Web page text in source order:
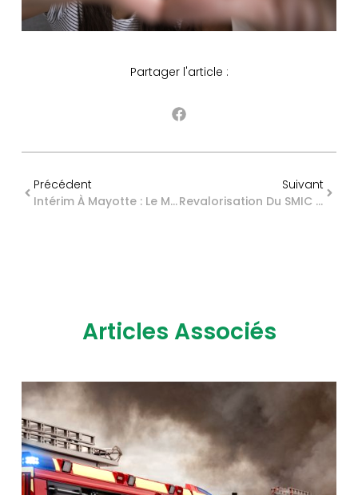
Partager l'article :
Précédent
Intérim À Mayotte : Le Montant 2026 De La Garantie Financière Est Dévoilé
Suivant
Revalorisation Du SMIC En Juin 2026 : Des Précisions De L’administration
Articles Associés